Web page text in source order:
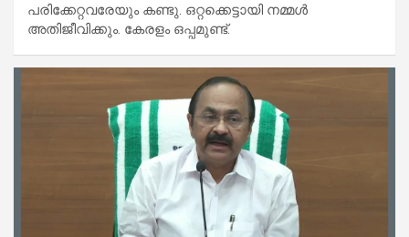
പരിക്കേറ്റവരേയും കണ്ടു. ഒറ്റക്കെട്ടായി നമ്മൾ
അതിജീവിക്കും. കേരളം ഒപ്പമുണ്ട്.